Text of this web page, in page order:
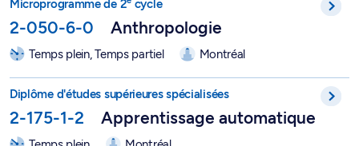
Microprogramme de 2 cycle
2-050-6-0 Anthropologie
Temps plein, Temps partiel Montréal
Diplôme d'études supérieures spécialisées
2-175-1-2 Apprentissage automatique